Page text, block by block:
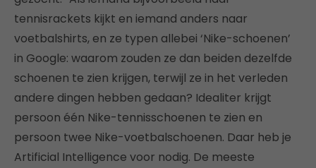
tennisrackets kijkt en iemand anders naar
voetbalshirts, en ze typen allebei ‘Nike-schoenen’
in Google: waarom zouden ze dan beiden dezelfde
schoenen te zien krijgen, terwijl ze in het verleden
andere dingen hebben gedaan? Idealiter krijgt
persoon één Nike-tennisschoenen te zien en
persoon twee Nike-voetbalschoenen. Daar heb je
Artificial Intelligence voor nodig. De meeste